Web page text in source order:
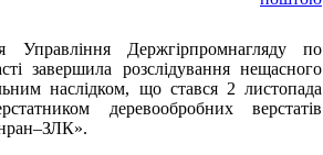
Управління Держгірпромнагляду по
завершила розслідування нещасного
наслідком, що стався 2 листопада
деревообробних верстатів